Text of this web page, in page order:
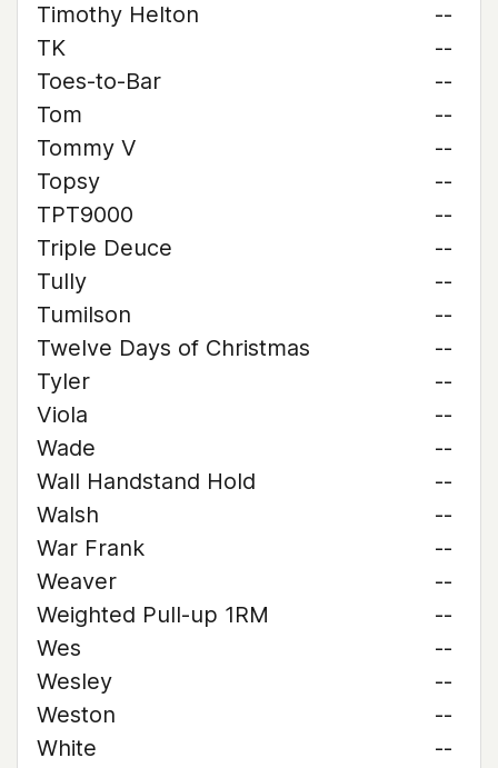
Timothy Helton
--
TK
--
Toes-to-Bar
--
Tom
--
Tommy V
--
Topsy
--
TPT9000
--
Triple Deuce
--
Tully
--
Tumilson
--
Twelve Days of Christmas
--
Tyler
--
Viola
--
Wade
--
Wall Handstand Hold
--
Walsh
--
War Frank
--
Weaver
--
Weighted Pull-up 1RM
--
Wes
--
Wesley
--
Weston
--
White
--